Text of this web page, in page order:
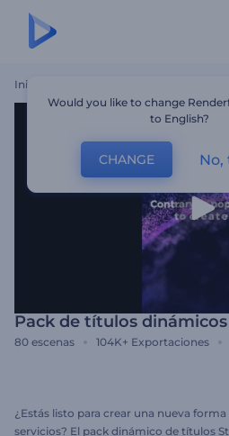
Inicio
Pack de títulos
80 escenas 104K+ Exportaciones
¿Estás listo para crear una nueva
servicios? El pack dinámico de títulos
Would you like to change
to English?
CHANGE No,